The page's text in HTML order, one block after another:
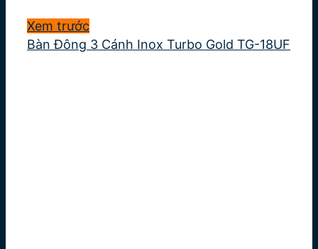
Xem trước
Bàn Đông 3 Cánh Inox Turbo Gold TG-18UF